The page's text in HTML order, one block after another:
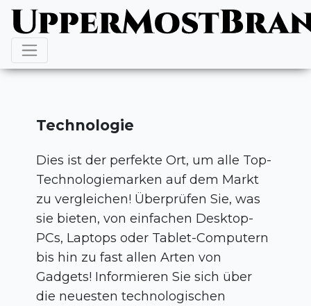
Technologie
Dies ist der perfekte Ort, um alle Top-
Technologiemarken auf dem Markt
zu vergleichen! Überprüfen Sie, was
sie bieten, von einfachen Desktop-
PCs, Laptops oder Tablet-Computern
bis hin zu fast allen Arten von
Gadgets! Informieren Sie sich über
die neuesten technologischen